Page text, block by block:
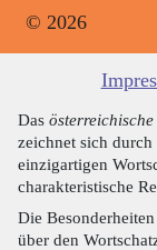
© 2026
Das
zeichnet sich durch
einzigartigen
charakteristische
Die
über den